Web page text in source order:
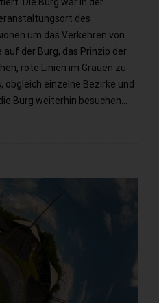
des
um das Verkehren von
der Burg, das Prinzip der
rote Linien im Grauen zu
obgleich einzelne Bezirke und
Burg weiterhin besuchen…